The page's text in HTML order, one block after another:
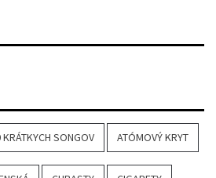
SONGOV ATÓMOVÝ KRYT